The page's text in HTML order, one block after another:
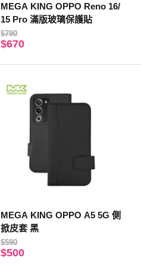
MEGA KING OPPO Reno 16/
15 Pro 滿版玻璃保護貼
$790
$670
MEGA KING OPPO A5 5G 側
掀皮套 黑
$590
$500